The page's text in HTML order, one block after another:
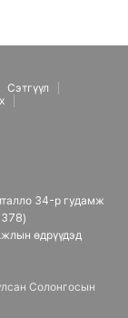
Сэтгүүл
34-р гудамж
өдрүүдэд
Солонгосын